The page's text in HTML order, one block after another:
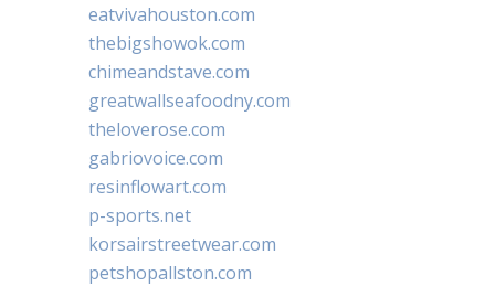
eatvivahouston.com
thebigshowok.com
chimeandstave.com
greatwallseafoodny.com
theloverose.com
gabriovoice.com
resinflowart.com
p-sports.net
korsairstreetwear.com
petshopallston.com